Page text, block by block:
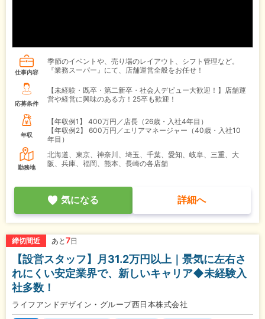
仕事内容
季節のイベントや、売り場のレイアウト、シフト管理など。
『業務スーパー』にて、店舗運営全般をお任せ！
応募条件
【未経験・既卒・第二新卒・社会人デビュー大歓迎！】店舗運
営や経営に興味のある方！25卒も歓迎！
年収
【年収例1】
400万円／店長（26歳・入社4年目）
【年収例2】
600万円／エリアマネージャー（40歳・入社10
年目）
勤務地
北海道、東京、神奈川、埼玉、千葉、愛知、岐阜、三重、大
阪、兵庫、福岡、熊本、長崎の各店舗
気になる 詳細へ
締切間近 あと 7日
【設営スタッフ】月31.2万円以上｜景気に左右さ
れにくい安定業界で、新しいキャリア◆未経験入
社多数！
ライフアンドデザイン・グループ西日本株式会社